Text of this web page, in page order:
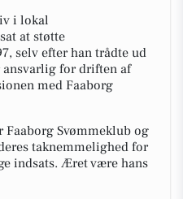
i lokal
at støtte
selv efter han trådte ud
ansvarlig for driften af
med Faaborg
Faaborg Svømmeklub og
taknemmelighed for
indsats. Æret være hans